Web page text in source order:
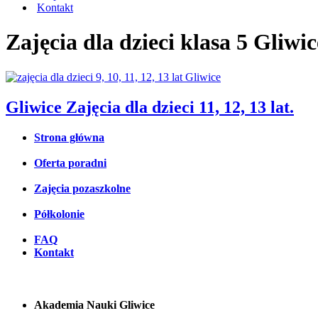
Kontakt
Zajęcia dla dzieci klasa 5
Gliwice Zajęcia dla dzieci 11, 12, 13 lat.
Strona główna
Oferta poradni
Zajęcia pozaszkolne
Półkolonie
FAQ
Kontakt
Akademia Nauki Gliwice